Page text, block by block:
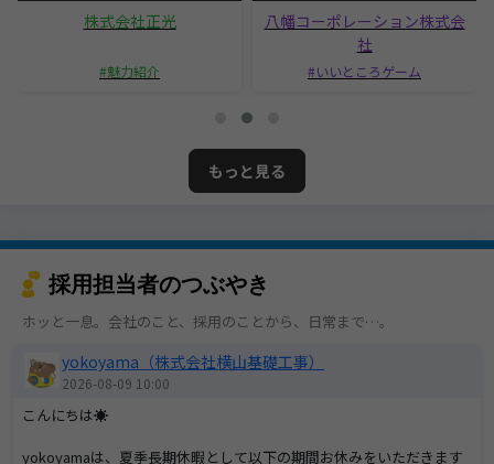
株式会社正光
魅力紹介
八幡コーポレーション株式会
社
いいところゲーム
もっと見る
採用担当者のつぶやき
ホッと一息。会社のこと、採用のことから、日常まで…。
yokoyama（株式会社横山基礎工事）
2026-08-09 10:00
こんにちは☀
yokoyamaは、夏季長期休暇として以下の期間お休みをいただきます